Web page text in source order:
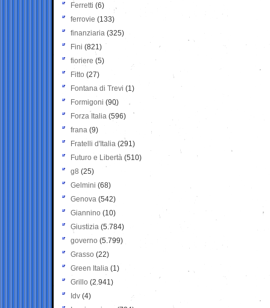
Ferretti (6)
ferrovie (133)
finanziaria (325)
Fini (821)
fioriere (5)
Fitto (27)
Fontana di Trevi (1)
Formigoni (90)
Forza Italia (596)
frana (9)
Fratelli d'Italia (291)
Futuro e Libertà (510)
g8 (25)
Gelmini (68)
Genova (542)
Giannino (10)
Giustizia (5.784)
governo (5.799)
Grasso (22)
Green Italia (1)
Grillo (2.941)
Idv (4)